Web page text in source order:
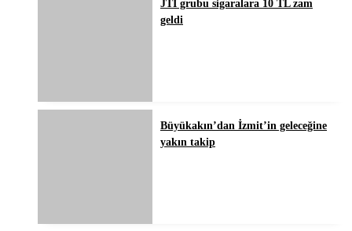
JTI grubu sigaralara 10 TL zam
geldi
Büyükakın’dan İzmit’in geleceğine
yakın takip